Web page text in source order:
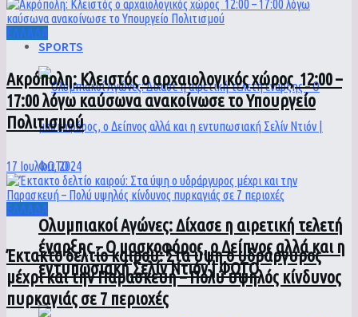
SPORTS
Ολυμπιακοί Αγώνες: Δίχασε η αιρετική τελετή
έναρξης – Ο μασκοφόρος, ο Δείπνος αλλά και η
εντυπωσιακή Σελίν Ντιόν | ΦΩΤΟ
ΕΛΛΑΔΑ
Ακρόπολη: Κλειστός ο αρχαιολογικός χώρος 12:00 –
17:00 λόγω καύσωνα ανακοίνωσε το Υπουργείο
Πολιτισμού
17 Ιουλίου, 2024
ΕΛΛΑΔΑ
Έκτακτο δελτίο καιρού: Στα ύψη ο υδράργυρος
μέχρι και την Παρασκευή – Πολύ υψηλός κίνδυνος
πυρκαγιάς σε 7 περιοχές